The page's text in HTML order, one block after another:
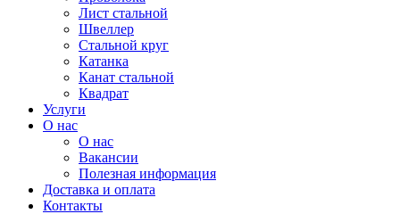
Лист стальной
Швеллер
Стальной круг
Катанка
Канат стальной
Квадрат
Услуги
О нас
О нас
Вакансии
Полезная информация
Доставка и оплата
Контакты